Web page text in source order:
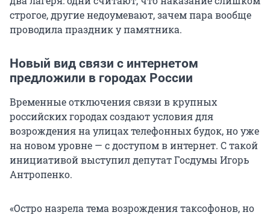
строгое, другие недоумевают, зачем пара вообще
проводила праздник у памятника.
Новый вид связи с интернетом
предложили в городах России
Временные отключения связи в крупных
российских городах создают условия для
возрождения на улицах телефонных будок, но уже
на новом уровне — с доступом в интернет. С такой
инициативой выступил депутат Госдумы Игорь
Антропенко.
«Остро назрела тема возрождения таксофонов, но